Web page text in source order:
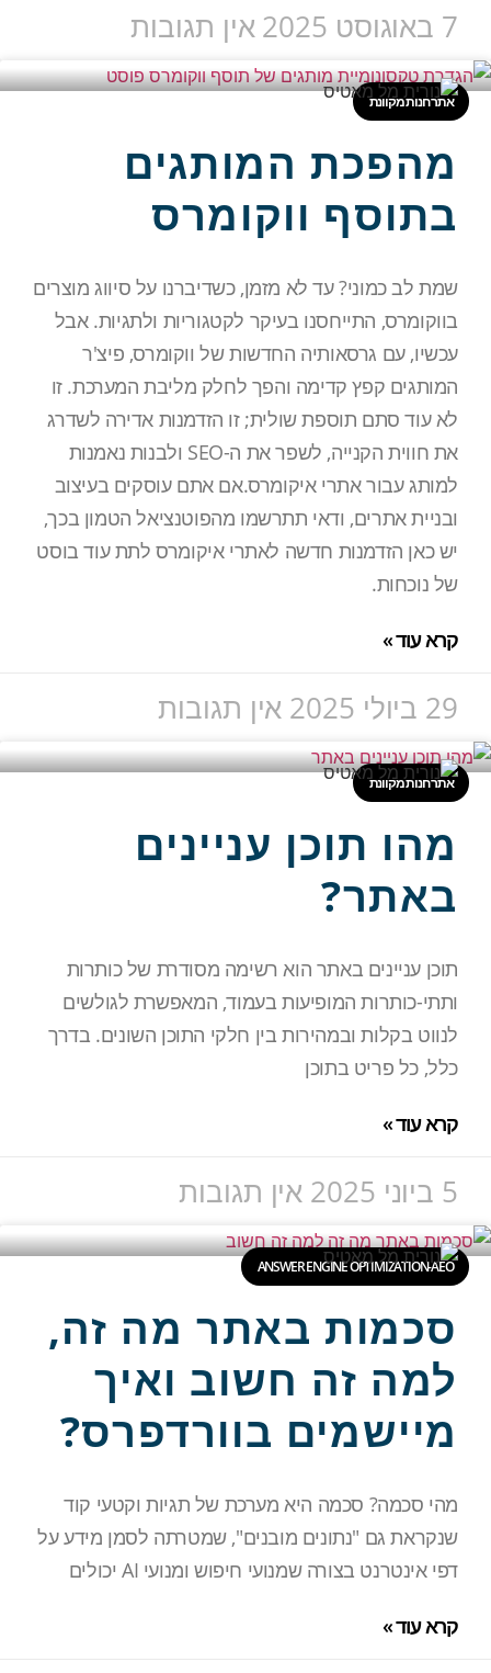
7 באוגוסט 2025 אין תגובות
אתר חנות מקוונת
מהפכת המותגים
בתוסף ווקומרס
שמת לב כמוני? עד לא מזמן, כשדיברנו על סיווג מוצרים
בווקומרס, התייחסנו בעיקר לקטגוריות ולתגיות. אבל
עכשיו, עם גרסאותיה החדשות של ווקומרס, פיצ'ר
המותגים קפץ קדימה והפך לחלק מליבת המערכת. זו
לא עוד סתם תוספת שולית; זו הזדמנות אדירה לשדרג
את חווית הקנייה, לשפר את ה-SEO ולבנות נאמנות
למותג עבור אתרי איקומרס.אם אתם עוסקים בעיצוב
ובניית אתרים, ודאי תתרשמו מהפוטנציאל הטמון בכך,
יש כאן הזדמנות חדשה לאתרי איקומרס לתת עוד בוסט
של נוכחות.
קרא עוד »
29 ביולי 2025 אין תגובות
אתר חנות מקוונת
מהו תוכן עניינים
באתר?
תוכן עניינים באתר הוא רשימה מסודרת של כותרות
ותתי-כותרות המופיעות בעמוד, המאפשרת לגולשים
לנווט בקלות ובמהירות בין חלקי התוכן השונים. בדרך
כלל, כל פריט בתוכן
קרא עוד »
5 ביוני 2025 אין תגובות
ANSWER ENGINE OPTIMIZATION-AEO
סכמות באתר מה זה,
למה זה חשוב ואיך
מיישמים בוורדפרס?
מהי סכמה? סכמה היא מערכת של תגיות וקטעי קוד
שנקראת גם "נתונים מובנים", שמטרתה לסמן מידע על
דפי אינטרנט בצורה שמנועי חיפוש ומנועי AI יכולים
קרא עוד »